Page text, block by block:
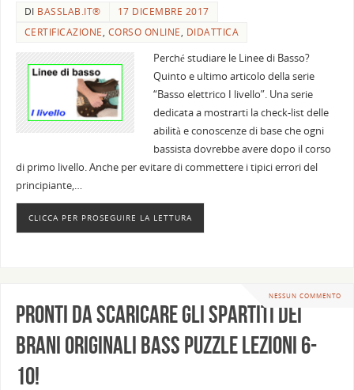
DI BASSLAB.IT®
17 DICEMBRE 2017
CERTIFICAZIONE, CORSO ONLINE, DIDATTICA
Perché studiare le Linee di Basso?
Quinto e ultimo articolo della serie
“Basso elettrico I livello”. Una serie
dedicata a mostrarti la check-list delle
abilità e conoscenze di base che ogni
bassista dovrebbe avere dopo il corso
di primo livello. Anche per evitare di commettere i tipici errori del
principiante,…
CLICCA PER PROSEGUIRE LA LETTURA
NESSUN COMMENTO
Pronti da scaricare gli spartiti dei
brani originali Bass Puzzle Lezioni 6-
10!